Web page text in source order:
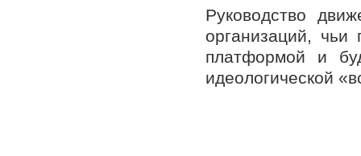
Руководство
организаций,
платформой и
идеологической